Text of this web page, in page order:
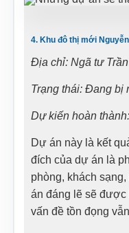
4. Khu đô thị mới
Địa chỉ: Ngã tư
Trạng thái: Đang bị
Dự kiến hoàn
Dự án này là kết
đích của dự án là
phòng, khách
án đáng lẽ sẽ được
vấn đề tồn đọng